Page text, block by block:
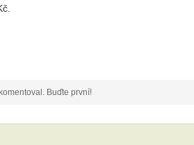
Buďte první!